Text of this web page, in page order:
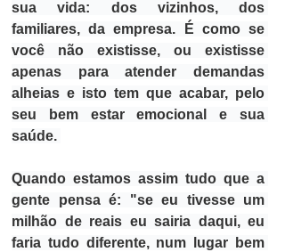
sua vida: dos vizinhos, dos
familiares, da empresa. É como se
você não existisse, ou existisse
apenas para atender demandas
alheias e isto tem que acabar, pelo
seu bem estar emocional e sua
saúde.
Quando estamos assim tudo que a
gente pensa é: "se eu tivesse um
milhão de reais eu sairia daqui, eu
faria tudo diferente, num lugar bem